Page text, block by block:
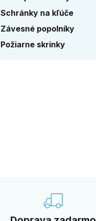
Schránky na kľúče
Závesné popolníky
Požiarne skrinky